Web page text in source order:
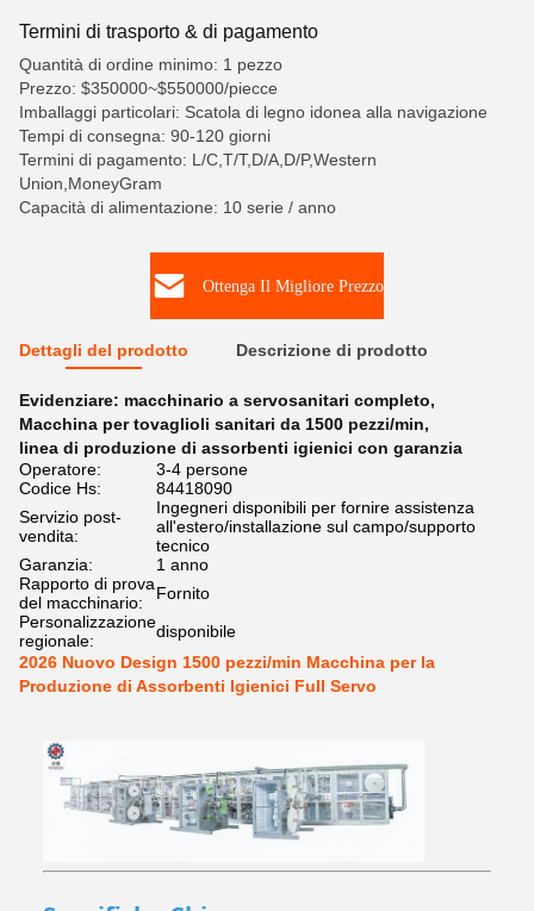
Termini di trasporto & di pagamento
Quantità di ordine minimo: 1 pezzo
Prezzo: $350000~$550000/piecce
Imballaggi particolari: Scatola di legno idonea alla navigazione
Tempi di consegna: 90-120 giorni
Termini di pagamento: L/C,T/T,D/A,D/P,Western
Union,MoneyGram
Capacità di alimentazione: 10 serie / anno
Ottenga Il Migliore Prezzo
Dettagli del prodotto Descrizione di prodotto
Evidenziare: macchinario a servosanitari completo,
Macchina per tovaglioli sanitari da 1500 pezzi/min,
linea di produzione di assorbenti igienici con garanzia
Operatore:
3-4 persone
Codice Hs:
84418090
Servizio post-
vendita:
Ingegneri disponibili per fornire assistenza
all'estero/installazione sul campo/supporto
tecnico
Garanzia:
1 anno
Rapporto di prova
del macchinario:
Fornito
Personalizzazione
regionale:
disponibile
2026 Nuovo Design 1500 pezzi/min Macchina per la
Produzione di Assorbenti Igienici Full Servo